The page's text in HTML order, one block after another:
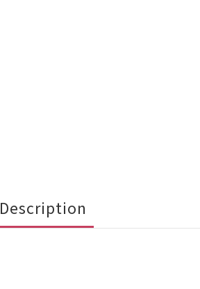
Description